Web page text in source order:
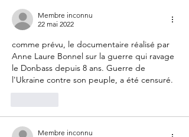
Membre inconnu
22 mai 2022
comme prévu, le documentaire réalisé par
Anne Laure Bonnel sur la guerre qui ravage
le Donbass depuis 8 ans. Guerre de
l'Ukraine contre son peuple, a été censuré.
Membre inconnu